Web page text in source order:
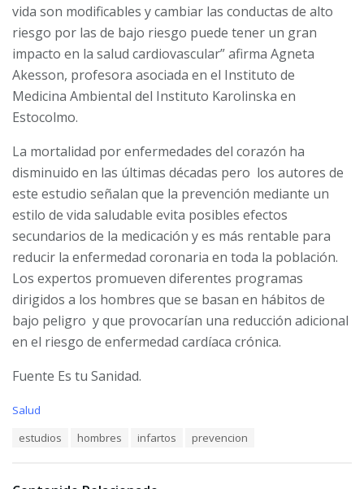
vida son modificables y cambiar las conductas de alto
riesgo por las de bajo riesgo puede tener un gran
impacto en la salud cardiovascular” afirma Agneta
Akesson, profesora asociada en el Instituto de
Medicina Ambiental del Instituto Karolinska en
Estocolmo.
La mortalidad por enfermedades del corazón ha
disminuido en las últimas décadas pero los autores de
este estudio señalan que la prevención mediante un
estilo de vida saludable evita posibles efectos
secundarios de la medicación y es más rentable para
reducir la enfermedad coronaria en toda la población.
Los expertos promueven diferentes programas
dirigidos a los hombres que se basan en hábitos de
bajo peligro y que provocarían una reducción adicional
en el riesgo de enfermedad cardíaca crónica.
Fuente Es tu Sanidad.
C
o
Salud
estudios hombres infartos prevencion